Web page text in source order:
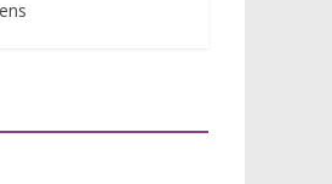
van Zijl
- 2026-07-12 11:00